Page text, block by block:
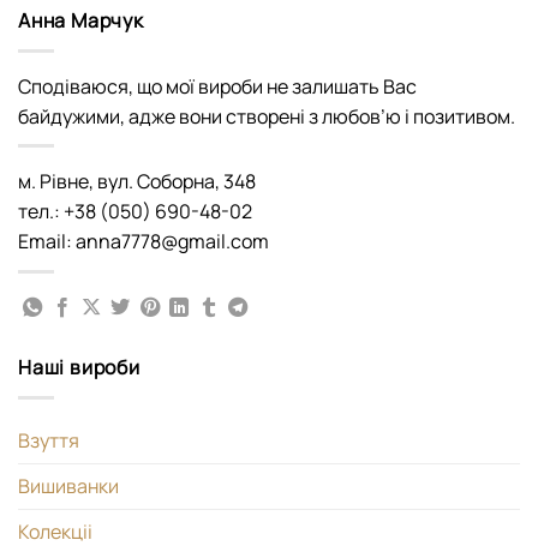
Анна Марчук
Сподіваюся, що мої вироби не залишать Вас
байдужими, адже вони створені з любов’ю і позитивом.
м. Рівне, вул. Соборна, 348
тел.: +38 (050) 690-48-02
Email: anna7778@gmail.com
Наші вироби
Взуття
Вишиванки
Колекціі